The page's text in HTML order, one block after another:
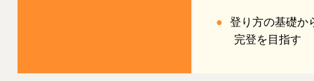
●
登り方の基礎か
完登を目指す